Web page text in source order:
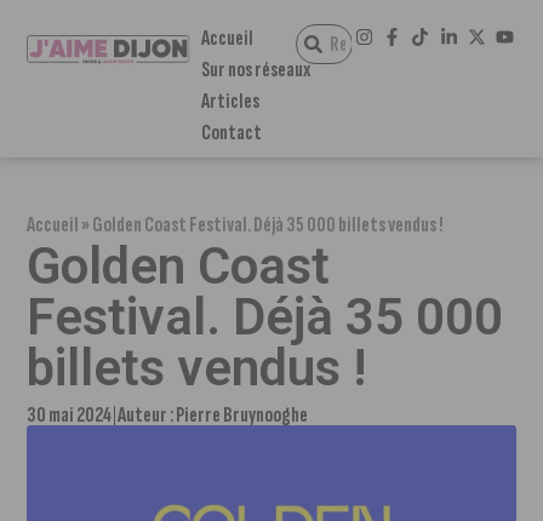
Accueil
Sur nos réseaux
Articles
Contact
Accueil»Golden Coast Festival. Déjà 35 000 billets vendus !
Golden Coast
Festival. Déjà 35 000
billets vendus !
30 mai 2024 Auteur :Pierre Bruynooghe